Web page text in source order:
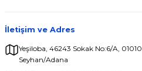
İletişim ve Adres
Yeşiloba, 46243 Sokak No:6/A, 01010
Seyhan/Adana